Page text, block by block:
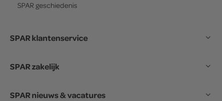
SPAR geschiedenis
SPAR klantenservice
SPAR zakelijk
SPAR nieuws & vacatures